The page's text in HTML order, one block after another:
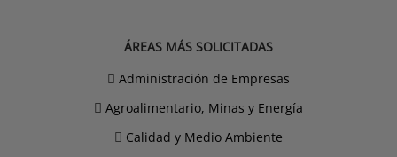
ÁREAS MÁS SOLICITADAS
Administración de Empresas
Agroalimentario, Minas y Energía
Calidad y Medio Ambiente